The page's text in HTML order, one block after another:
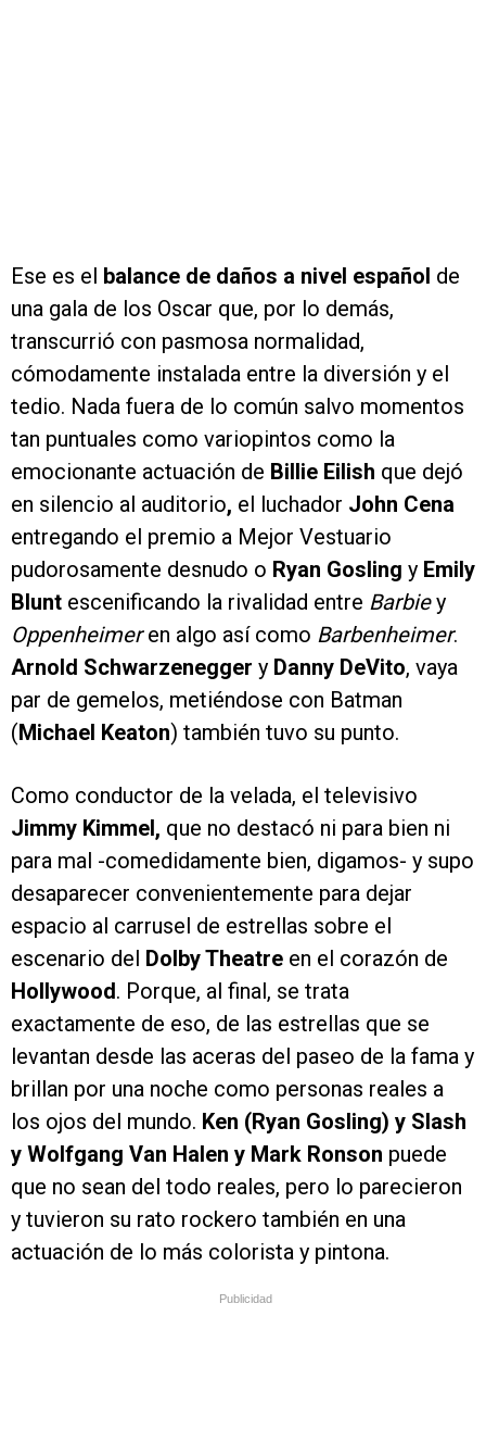
Ese es el balance de daños a nivel español de
una gala de los Oscar que, por lo demás,
transcurrió con pasmosa normalidad,
cómodamente instalada entre la diversión y el
tedio. Nada fuera de lo común salvo momentos
tan puntuales como variopintos como la
emocionante actuación de Billie Eilish que dejó
en silencio al auditorio, el luchador John Cena
entregando el premio a Mejor Vestuario
pudorosamente desnudo o Ryan Gosling y Emily
Blunt escenificando la rivalidad entre Barbiey
Oppenheimeren algo así como Barbenheimer.
Arnold Schwarzenegger y Danny DeVito, vaya
par de gemelos, metiéndose con Batman
(Michael Keaton) también tuvo su punto.
Como conductor de la velada, el televisivo
Jimmy Kimmel, que no destacó ni para bien ni
para mal -comedidamente bien, digamos- y supo
desaparecer convenientemente para dejar
espacio al carrusel de estrellas sobre el
escenario del Dolby Theatre en el corazón de
Hollywood. Porque, al final, se trata
exactamente de eso, de las estrellas que se
levantan desde las aceras del paseo de la fama y
brillan por una noche como personas reales a
los ojos del mundo. Ken (Ryan Gosling) y Slash
y Wolfgang Van Halen y Mark Ronson puede
que no sean del todo reales, pero lo parecieron
y tuvieron su rato rockero también en una
actuación de lo más colorista y pintona.
Publicidad